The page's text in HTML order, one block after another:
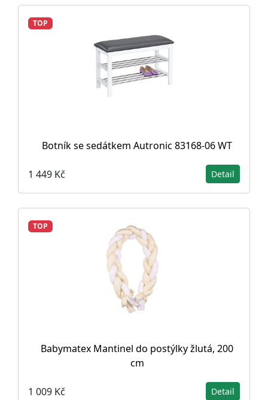
TOP
Botník se sedátkem Autronic 83168-06 WT
1 449 Kč Detail
TOP
Babymatex Mantinel do postýlky žlutá, 200
cm
1 009 Kč Detail